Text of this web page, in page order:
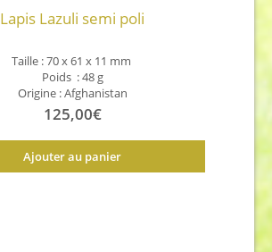
Lapis Lazuli semi poli
Taille : 70 x 61 x 11 mm
Poids : 48 g
Origine : Afghanistan
125,00€
Ajouter au panier